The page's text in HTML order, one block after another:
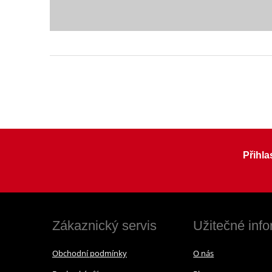
Zákaznický servis
Obchodní podmínky
Užitečné
O nás